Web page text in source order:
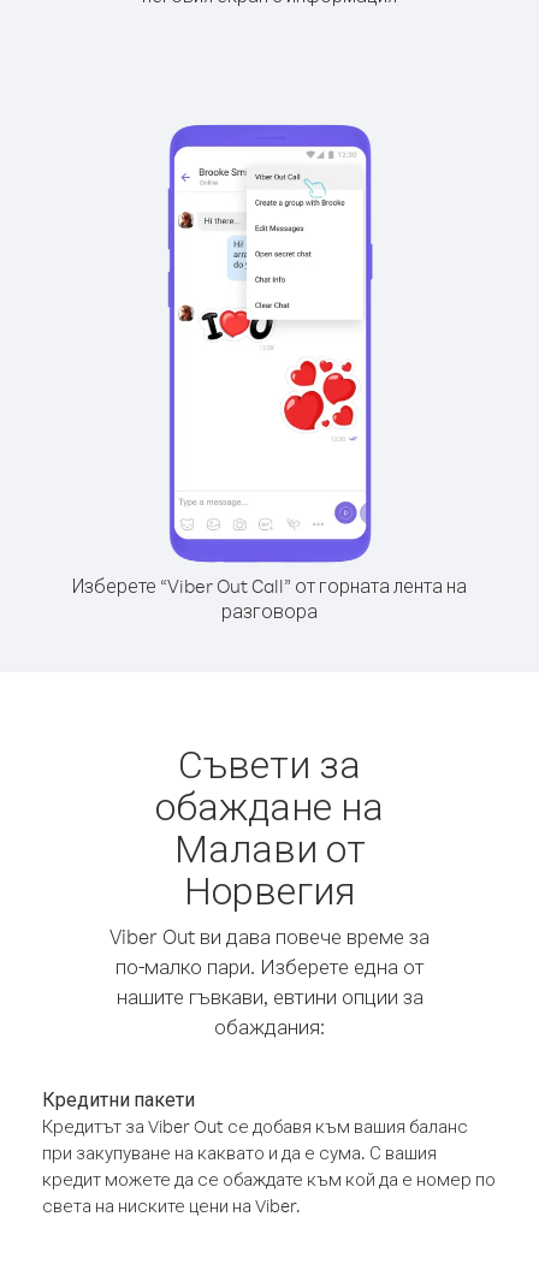
Изберете “Viber Out Call” от горната лента на
разговора
Съвети за
обаждане на
Малави от
Норвегия
Viber Out ви дава повече време за
по-малко пари. Изберете една от
нашите гъвкави, евтини опции за
обаждания:
Кредитни пакети
Кредитът за Viber Out се добавя към вашия баланс
при закупуване на каквато и да е сума. С вашия
кредит можете да се обаждате към кой да е номер по
света на ниските цени на Viber.